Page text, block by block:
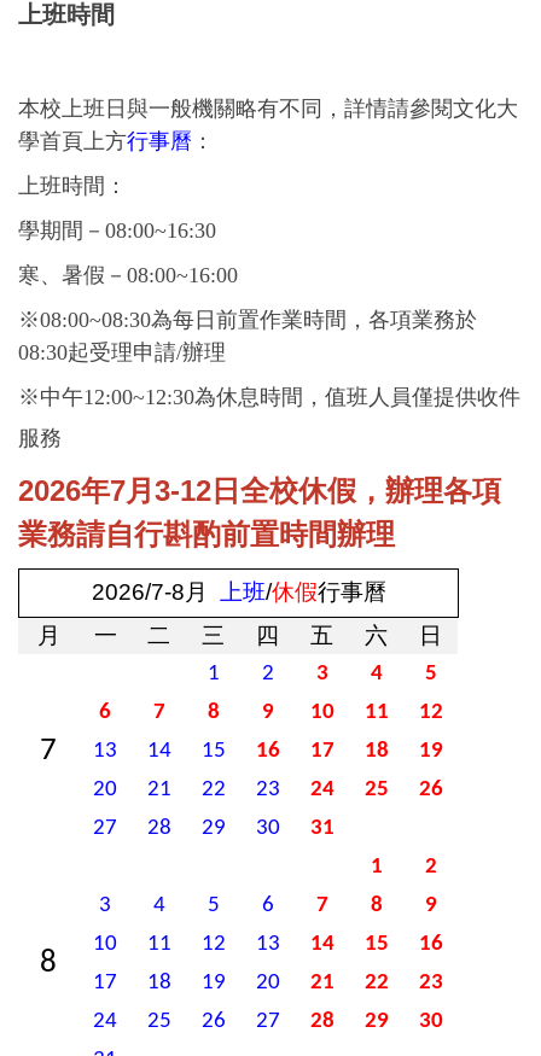
上班時間
本校上班日與一般機關略有不同，詳情請參閱文化大
學首頁上方行事曆 ：
上班時間：
學期間－08:00~16:30
寒、暑假－08:00~16:00
※08:00~08:30為每日前置作業時間，各項業務於
08:30起受理申請/辦理
※中午12:00~12:30為休息時間，值班人員僅提供收件
服務
2026年7月3-12日全校休假，辦理各項
業務請自行斟酌前置時間辦理
2026/7-8月 上班/休假行事曆
月
一 二 三 四 五 六 日
7
1 2 3 4
5
6
7 8 9 10 11
12
13
14 15 16 17 18
19
20
21 22 23 24 25
26
27
28 29 30 31
8
1
2
3
4 5 6 7 8
9
10
11 12 13 14 15
16
17
18 19 20 21 22
23
24
25 26 27 28 29
30